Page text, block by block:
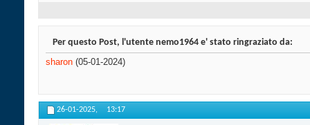
Per questo Post, l'utente nemo1964 e' stato ringraziato da:
sharon (05-01-2024)
26-01-2025, 13:17